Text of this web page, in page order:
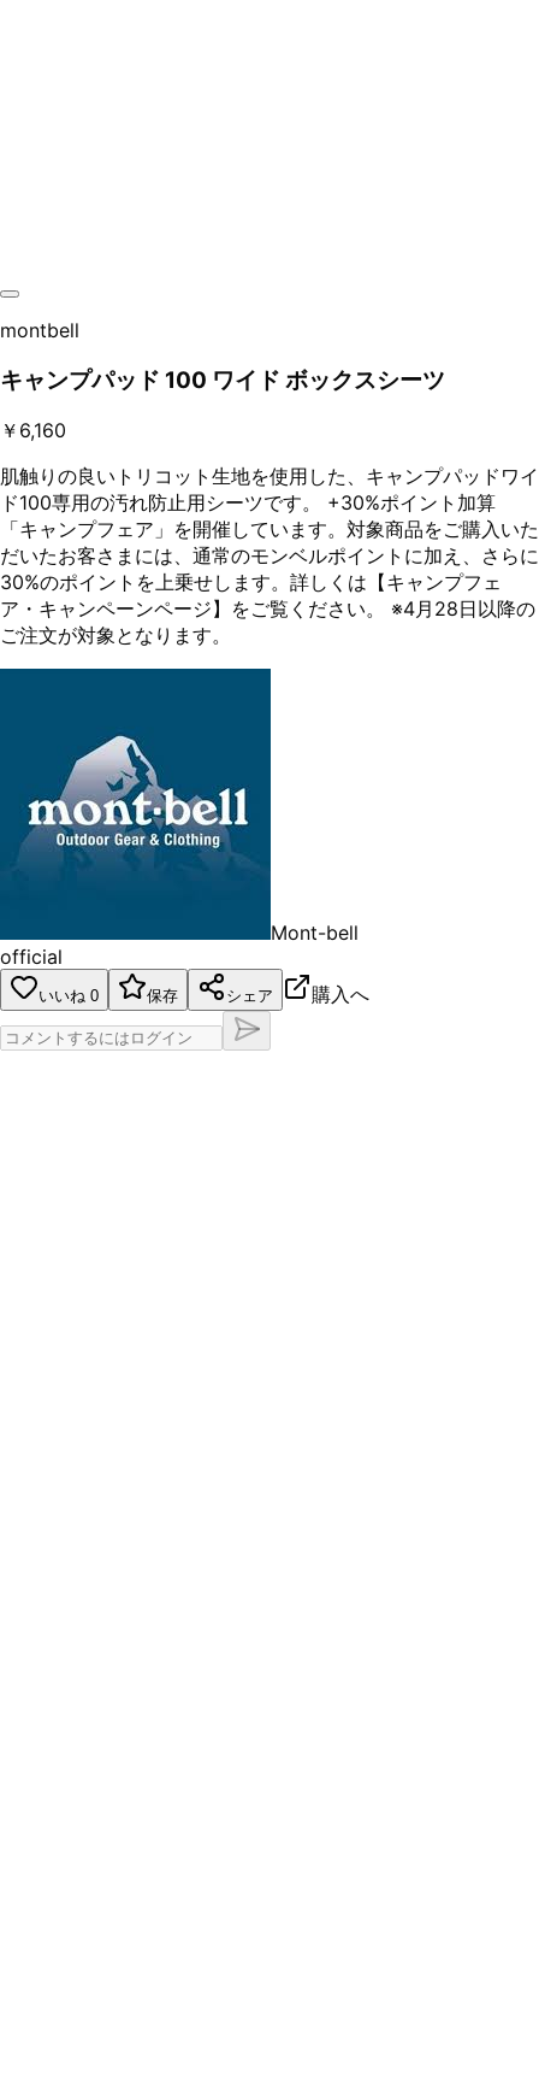
montbell
キャンプパッド 100 ワイド ボックスシーツ
￥6,160
肌触りの良いトリコット生地を使用した、キャンプパッドワイ
ド100専用の汚れ防止用シーツです。 +30%ポイント加算
「キャンプフェア」を開催しています。対象商品をご購入いた
だいたお客さまには、通常のモンベルポイントに加え、さらに
30%のポイントを上乗せします。詳しくは【キャンプフェ
ア・キャンペーンページ】をご覧ください。 ※4月28日以降の
ご注文が対象となります。
Mont-bell
official
いいね 0 保存 シェア 購入へ